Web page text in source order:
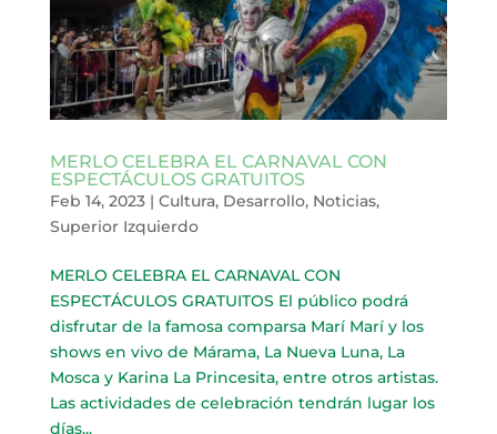
MERLO CELEBRA EL CARNAVAL CON
ESPECTÁCULOS GRATUITOS
Feb 14, 2023| Cultura, Desarrollo, Noticias,
Superior Izquierdo
MERLO CELEBRA EL CARNAVAL CON
ESPECTÁCULOS GRATUITOS El público podrá
disfrutar de la famosa comparsa Marí Marí y los
shows en vivo de Márama, La Nueva Luna, La
Mosca y Karina La Princesita, entre otros artistas.
Las actividades de celebración tendrán lugar los
días...